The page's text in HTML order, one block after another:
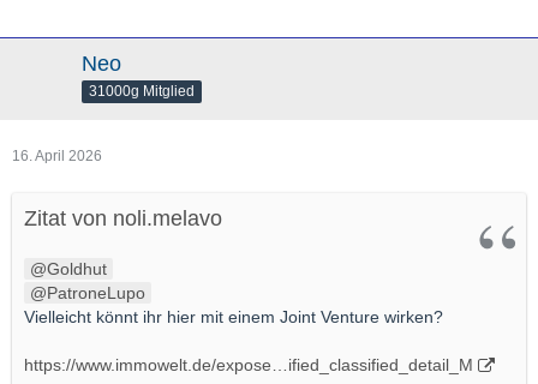
Neo
31000g Mitglied
16. April 2026
Zitat von noli.melavo
Goldhut
PatroneLupo
Vielleicht könnt ihr hier mit einem Joint Venture wirken?
https://www.immowelt.de/expose…ified_classified_detail_M